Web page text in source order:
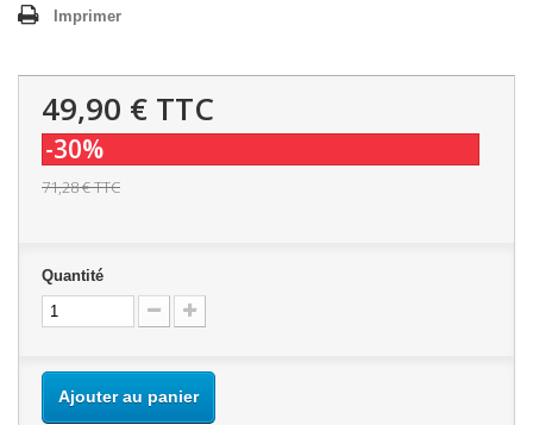
Imprimer
49,90 € TTC
-30%
71,28 €TTC
Quantité
Ajouter au panier